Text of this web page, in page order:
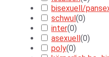
bisexuell/
schwul (0)
inter(0)
asexuell (0)
poly(0)